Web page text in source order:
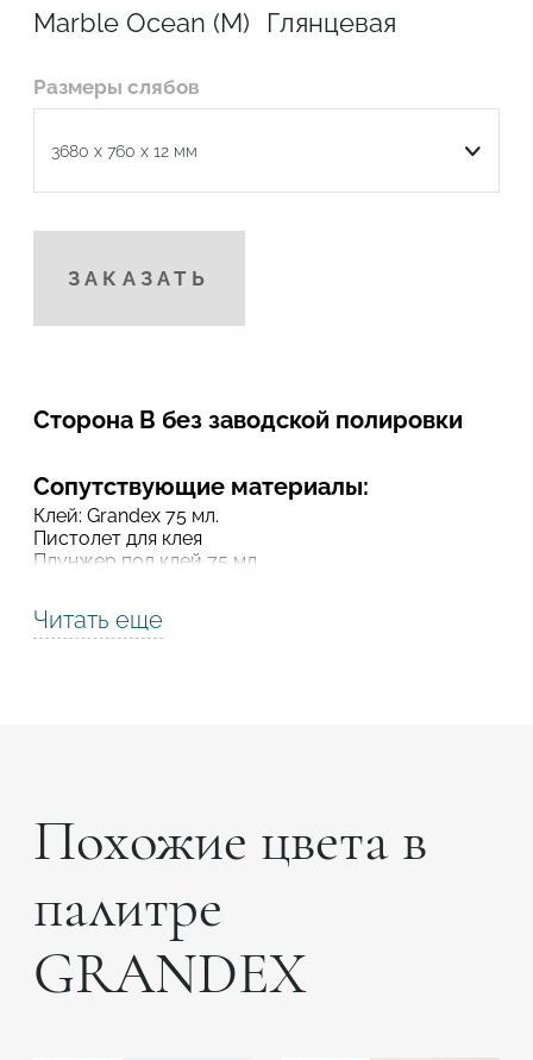
Marble Ocean (M) Глянцевая
Размеры слябов
3680 x 760 x 12 мм
ЗАКАЗАТЬ
Сторона В без заводской полировки
Сопутствующие материалы:
Клей: Grandex 75 мл.
Пистолет для клея
Плунжер под клей 75 мл.
Подложка: влагостойкий МДФ, ДСП,
Подставка под горячее: прутки и сферы под
Читать еще
Похожие цвета в
палитре
GRANDEX
Подтвердите, что вы не робот
ОТПРАВИТЬ ЗАЯВКУ
ОТПРАВИТЬ ПРОЕКТ
Подтвердите, что вы не робот